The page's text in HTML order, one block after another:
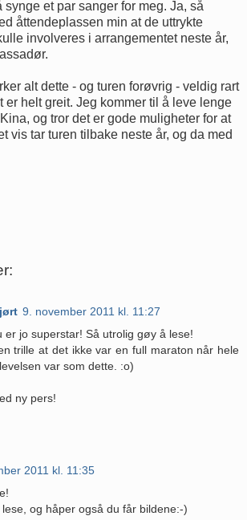
synge et par sanger for meg. Ja, så
åttendeplassen min at de uttrykte
involveres i arrangementet neste år,
alt dette - og turen forøvrig - veldig rart
er helt greit. Jeg kommer til å leve lenge
og tror det er gode muligheter for at
vis tar turen tilbake neste år, og da med
9. november 2011 kl. 11:27
er jo superstar! Så utrolig gøy å lese!
trille at det ikke var en full maraton når hele
var som dette. :o)
ny pers!
2011 kl. 11:35
og håper også du får bildene:-)